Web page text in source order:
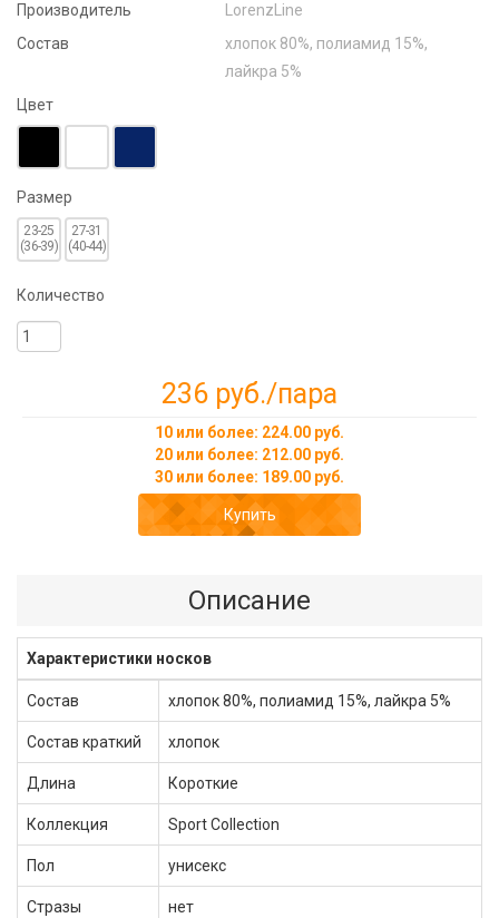
Производитель
LorenzLine
Состав
хлопок 80%, полиамид 15%,
лайкра 5%
Цвет
Размер
23-25
(36-39)
27-31
(40-44)
Количество
236 руб./пара
10 или более: 224.00 руб.
20 или более: 212.00 руб.
30 или более: 189.00 руб.
Купить
Описание
Характеристики носков
Состав хлопок 80%, полиамид 15%, лайкра 5%
Состав краткий хлопок
Длина Короткие
Коллекция Sport Collection
Пол унисекс
Стразы нет